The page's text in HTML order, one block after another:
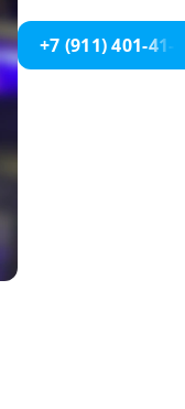
+7 (911) 401-41-65